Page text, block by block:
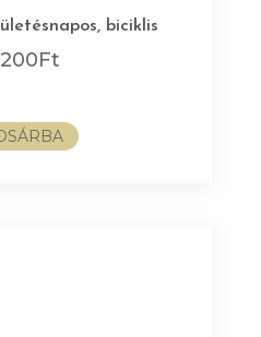
biciklis
Ft